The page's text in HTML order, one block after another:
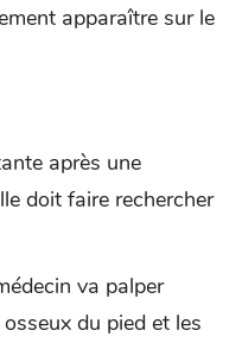
apparaître sur le
après une
doit faire rechercher
va palper
du pied et les